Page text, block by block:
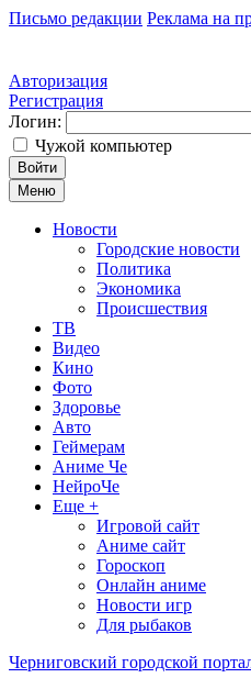
Письмо редакции Реклама на
Авторизация
Регистрация
Логин:
Чужой компьютер
Войти
Меню
Новости
Городские новости
Политика
Экономика
Происшествия
ТВ
Видео
Кино
Фото
Здоровье
Авто
Геймерам
Аниме Че
НейроЧе
Еще +
Игровой сайт
Аниме сайт
Гороскоп
Онлайн аниме
Новости игр
Для рыбаков
Черниговский городской